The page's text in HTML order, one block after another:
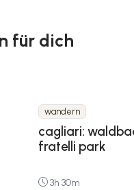
für dich
wandern
cagliari:
fratelli park
3h 30m